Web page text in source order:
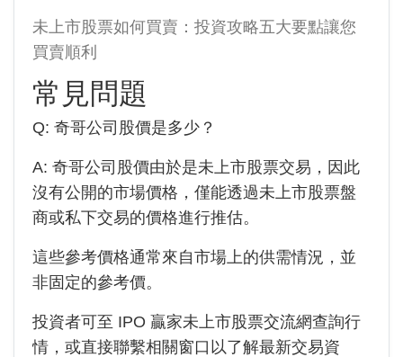
未上市股票如何買賣：投資攻略五大要點讓您
買賣順利
常見問題
Q: 奇哥公司 股價是多少？
A: 奇哥公司 股價由於是未上市股票交易，因此
沒有公開的市場價格，僅能透過未上市股票盤
商或私下交易的價格進行推估。
這些參考價格通常來自市場上的供需情況，並
非固定的參考價。
投資者可至 IPO 贏家未上市股票交流網查詢行
情，或直接聯繫相關窗口以了解最新交易資